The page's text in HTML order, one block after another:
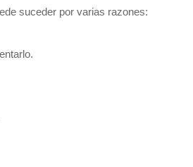
suceder por varias razones: